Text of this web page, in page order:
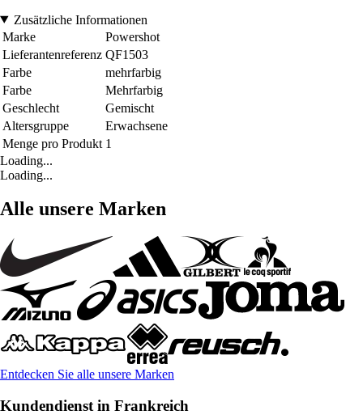
Zusätzliche Informationen
Marke
Powershot
Lieferantenreferenz QF1503
Farbe
mehrfarbig
Farbe
Mehrfarbig
Geschlecht
Gemischt
Altersgruppe
Erwachsene
Menge pro Produkt 1
Loading...
Loading...
Alle unsere Marken
Entdecken Sie alle unsere Marken
Kundendienst in Frankreich